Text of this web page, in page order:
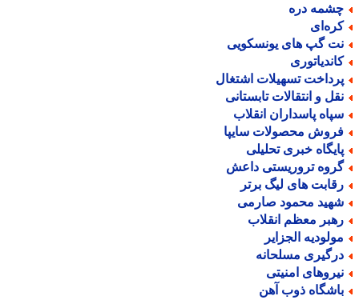
دره
گپ های یونسکویی
تسهیلات اشتغال
و انتقالات تابستانی
پاسداران انقلاب
محصولات سایپا
خبری تحلیلی
تروریستی داعش
های لیگ برتر
محمود صارمی
معظم انقلاب
الجزایر
مسلحانه
امنیتی
ذوب آهن